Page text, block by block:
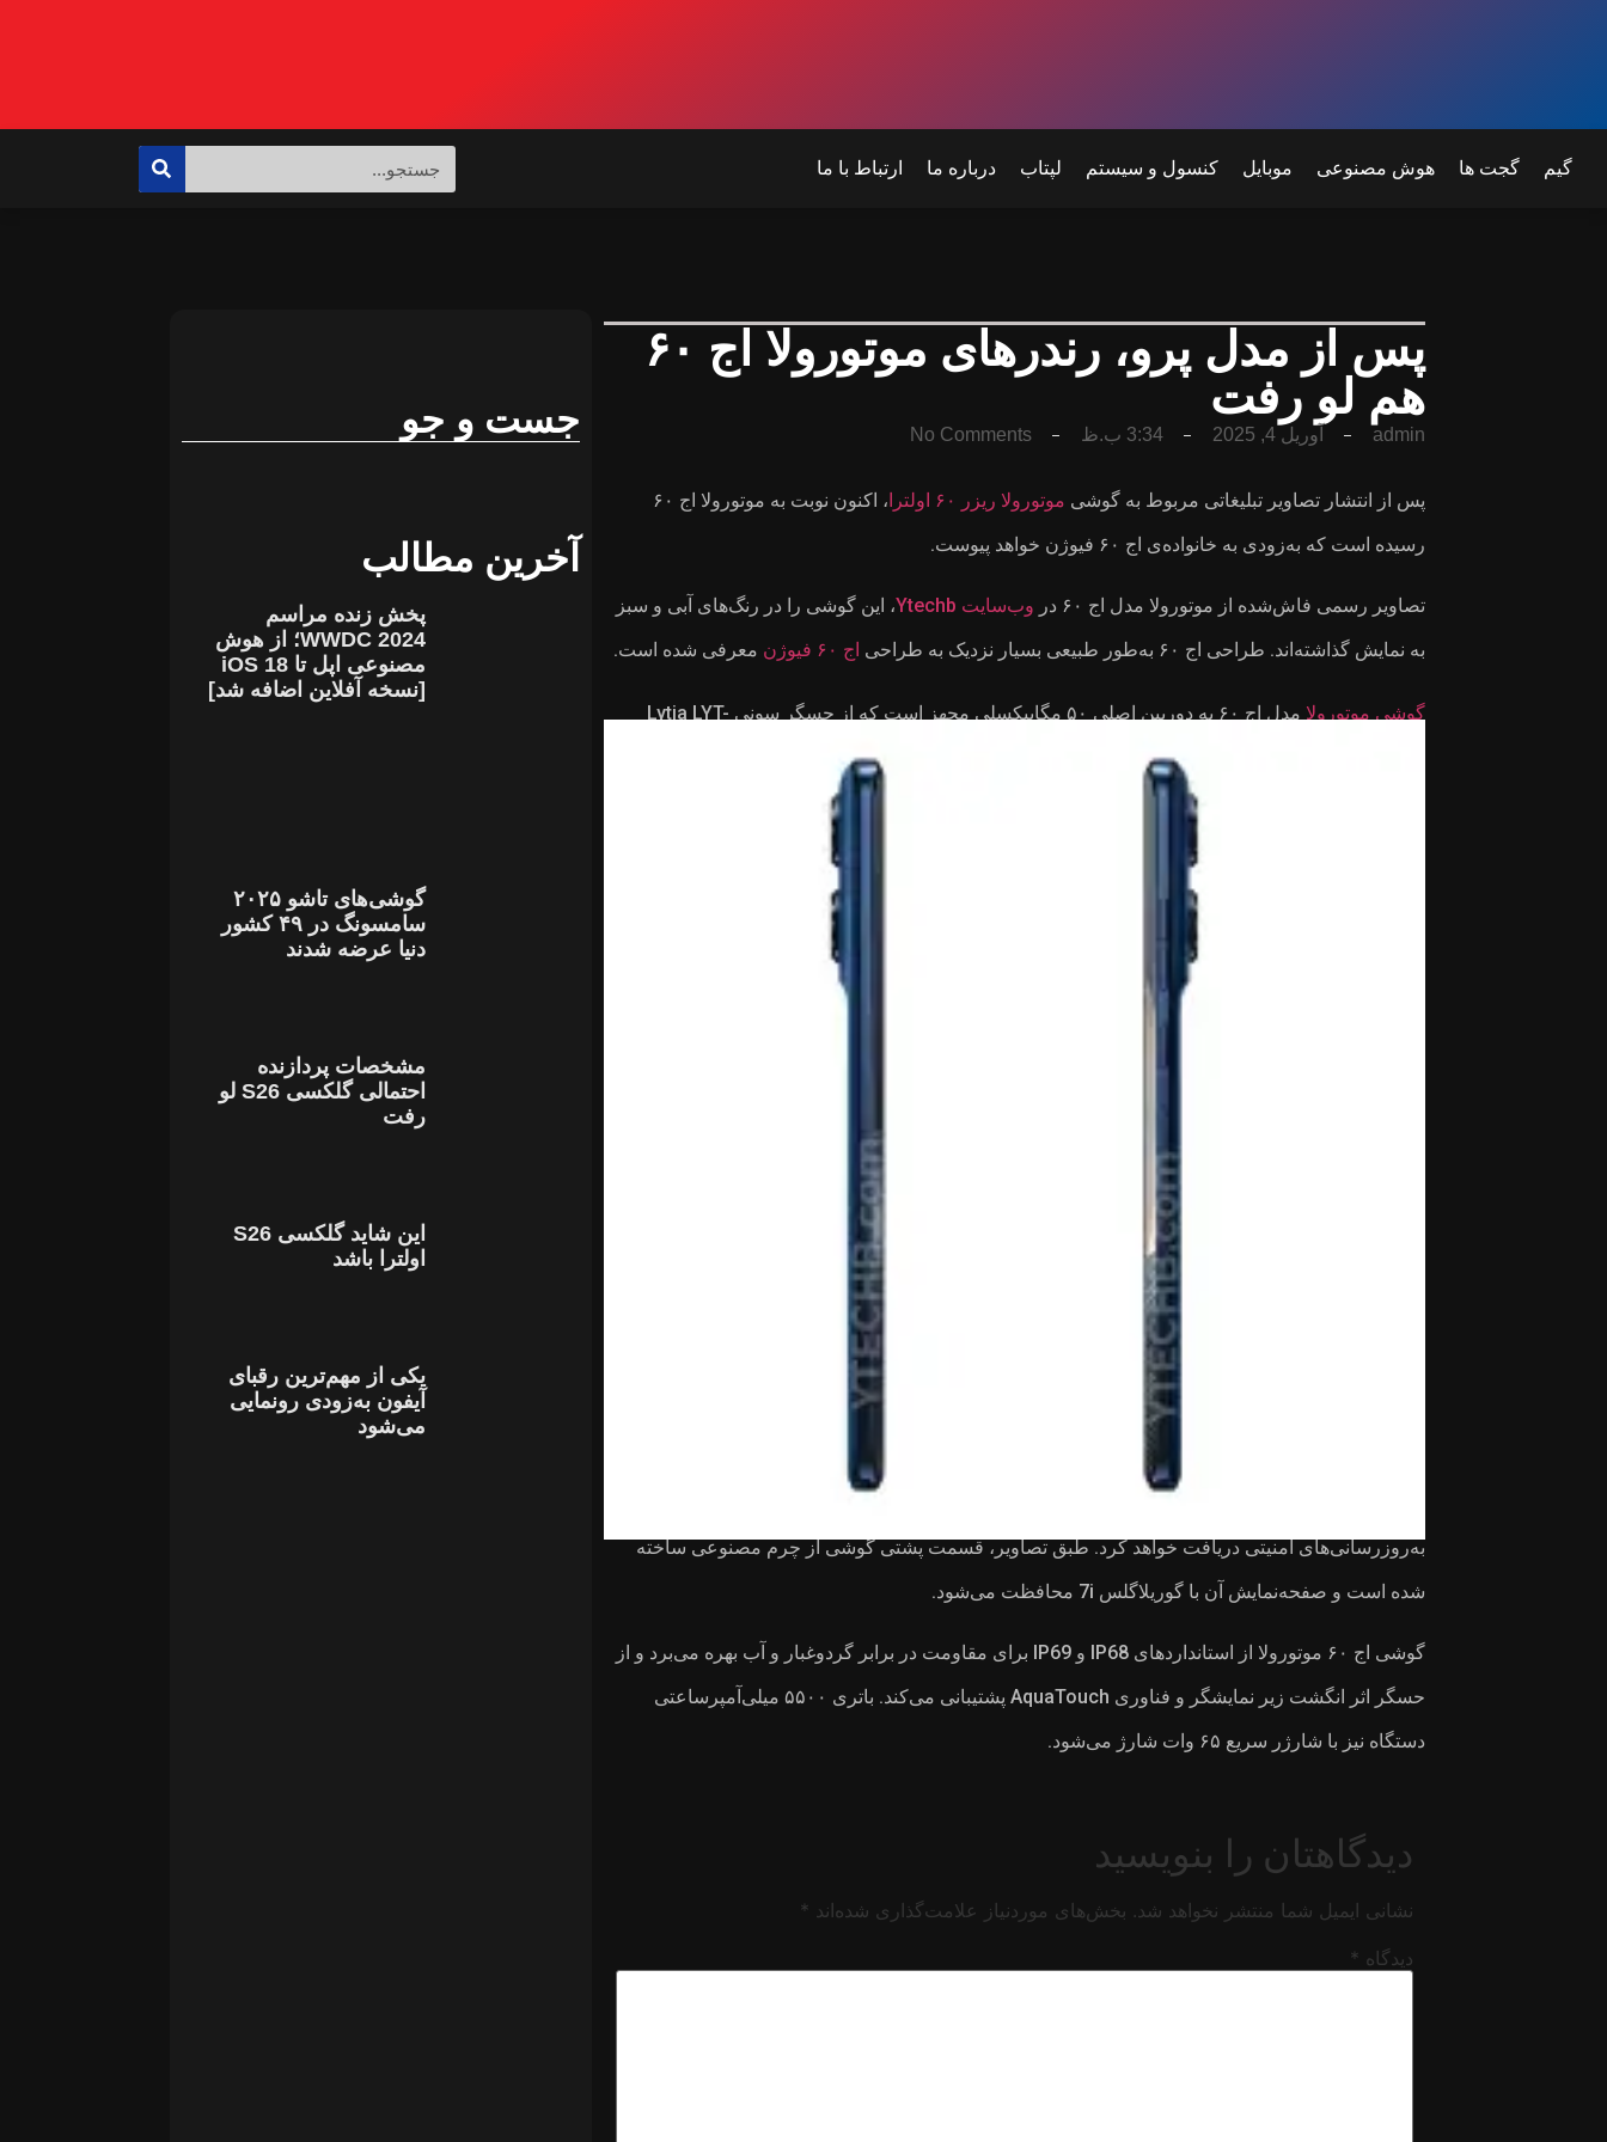
گیم گجت ها هوش مصنوعی موبایل کنسول و سیستم لپتاب درباره ما ارتباط با ما
جست و جو
آخرین مطالب
پخش زنده مراسم
WWDC 2024؛ از هوش
مصنوعی اپل تا iOS 18
[نسخه آفلاین اضافه شد]
گوشی‌های تاشو ۲۰۲۵
سامسونگ در ۴۹ کشور
دنیا عرضه شدند
مشخصات پردازنده
احتمالی گلکسی S26 لو
رفت
این شاید گلکسی S26
اولترا باشد
یکی از مهم‌ترین رقبای
آیفون به‌زودی رونمایی
می‌شود
پس از مدل پرو، رندرهای موتورولا اج ۶۰
هم لو رفت
admin آوریل 4, 2025 3:34 ب.ظ No Comments
پس‌ از انتشار تصاویر تبلیغاتی مربوط به گوشی موتورولا ریزر ۶۰ اولترا
، اکنون نوبت به موتورولا اج ۶۰
رسیده است که به‌زودی به خانواده‌ی اج ۶۰ فیوژن خواهد پیوست.
تصاویر رسمی فاش‌شده از موتورولا مدل اج ۶۰ در وب‌سایت Ytechb
، این گوشی را در رنگ‌های آبی و سبز
به نمایش گذاشته‌اند. طراحی اج ۶۰ به‌طور طبیعی بسیار نزدیک به طراحی
اج ۶۰ فیوژن معرفی شده است.
گوشی موتورولا
مدل اج ۶۰ به دوربین اصلی ۵۰ مگاپیکسلی مجهز است که از حسگر سونی Lytia LYT-
تصاویر واقعی موتورولا اج ۶۰ پرو لو رفت؛ بدون تغییرات اساسی در طراحی
موتورولا اج ۶۰ فیوژن معرفی شد؛ نمایشگر خیره‌کننده و لبه‌خمیده، دوربین با رنگ‌های واقعی و بدنه با
به‌روزرسانی‌های امنیتی دریافت خواهد کرد. طبق تصاویر، قسمت پشتی گوشی از چرم مصنوعی ساخته
شده است و صفحه‌نمایش آن با گوریلاگلس 7i محافظت می‌شود.
گوشی اج ۶۰ موتورولا از استانداردهای IP68 و IP69 برای مقاومت در برابر گردوغبار و آب بهره می‌برد و از
حسگر اثر انگشت زیر نمایشگر و فناوری AquaTouch پشتیبانی می‌کند. باتری ۵۵۰۰ میلی‌آمپرساعتی
دستگاه نیز با شارژر سریع ۶۵ وات شارژ می‌شود.
دیدگاهتان را بنویسید
نشانی ایمیل شما منتشر نخواهد شد. بخش‌های موردنیاز علامت‌گذاری شده‌اند *
دیدگاه *